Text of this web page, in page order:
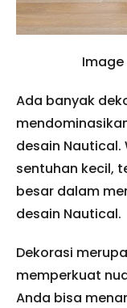
Ada banyak
desain Nautical.
sentuhan kecil,
besar dalam
desain Nautical.
Dekorasi
memperkuat
Anda bisa